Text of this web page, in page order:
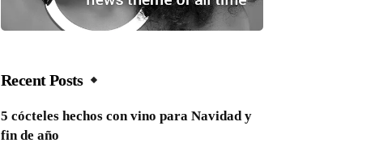
Recent Posts
5 cócteles hechos con vino para Navidad y
fin de año